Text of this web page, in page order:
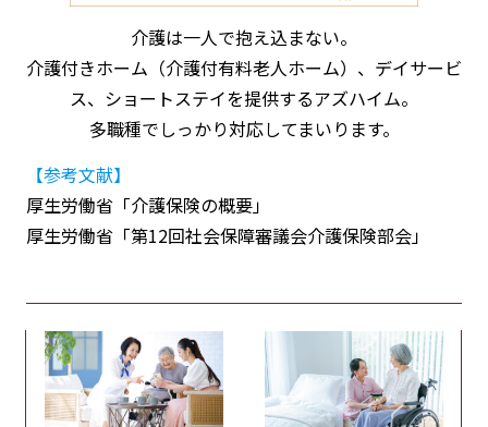
介護は一人で抱え込まない。
介護付きホーム（介護付有料老人ホーム）、デイサービ
ス、ショートステイを提供するアズハイム。
多職種でしっかり対応してまいります。
【参考文献】
厚生労働省「介護保険の概要」
厚生労働省「第12回社会保障審議会介護保険部会」